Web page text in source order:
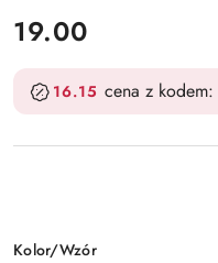
cena:
19.00
16.15 cena z kodem:
Wariant
Kolor/Wzór